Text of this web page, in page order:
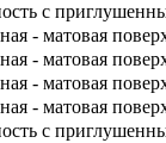
с
- матовая
- матовая
- матовая
- матовая
с